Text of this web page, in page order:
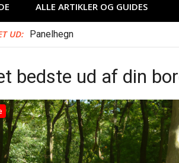
ALLE ARTIKLER OG GUIDES
UD: Panelhegn
bedste ud af din